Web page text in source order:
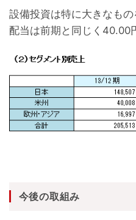
設備投資は特に大きなもの
配当は前期と同じく40.00
今後の取組み